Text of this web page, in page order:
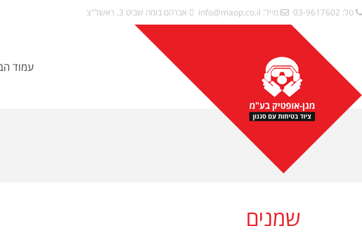
טל: 03-9617602 מייל: info@maop.co.il אברהם בומה שביט 3, ראשל"צ
עמוד
שמנים